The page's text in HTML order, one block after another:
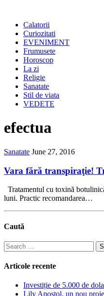
Calatorii
Curiozitati
EVENIMENT
Frumusete
Horoscop
La zi
Religie
Sanatate
Stil de viata
VEDETE
efectua
Sanatate June 27, 2016
Vara fără transpiraţie!
Tratamentul cu toxină
luni. Practic recomandarea…
Caută
Search
for:
Articole recente
Investiție de 5.000 de
Lily Apostol, un nou